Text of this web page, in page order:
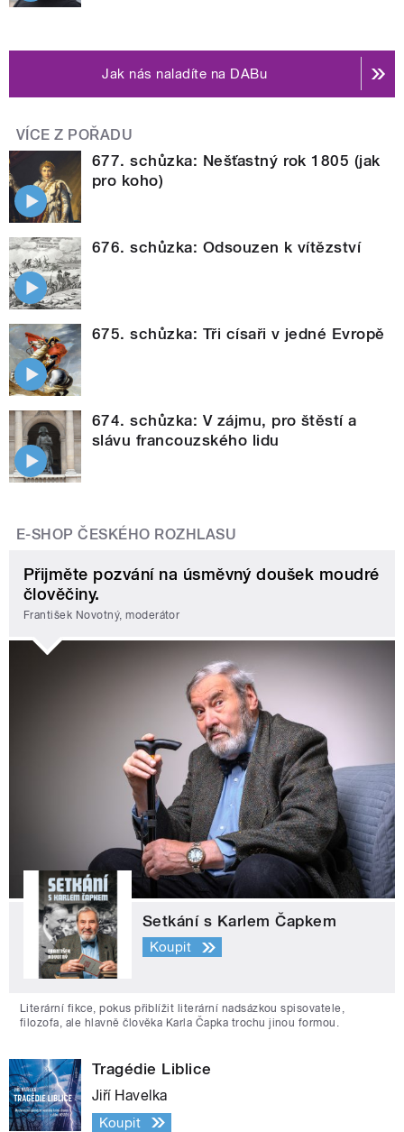
Jak nás naladíte na DABu
VÍCE Z POŘADU
677. schůzka: Nešťastný rok 1805 (jak
pro koho)
676. schůzka: Odsouzen k vítězství
675. schůzka: Tři císaři v jedné Evropě
674. schůzka: V zájmu, pro štěstí a
slávu francouzského lidu
E-SHOP ČESKÉHO ROZHLASU
Přijměte pozvání na úsměvný doušek moudré
člověčiny.
František Novotný, moderátor
Setkání s Karlem Čapkem
Koupit
Literární fikce, pokus přiblížit literární nadsázkou spisovatele,
filozofa, ale hlavně člověka Karla Čapka trochu jinou formou.
Tragédie Liblice
Jiří Havelka
Koupit